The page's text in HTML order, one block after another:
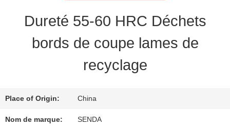
VISITE
CONTRÔLE
DE
Dureté 55-60 HRC Déchets
bords de coupe lames de
recyclage
Place of Origin: China
Nom de marque: SENDA